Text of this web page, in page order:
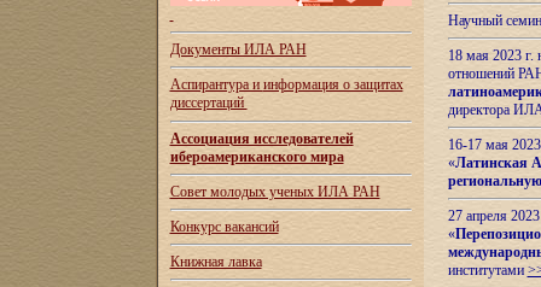
Документы ИЛА РАН
Аспирантура и информация о защитах
диссертаций
Ассоциация исследователей
ибероамериканского мира
Совет молодых ученых ИЛА РАН
Конкурс вакансий
Книжная лавка
Научный
18 мая 2023
отношений
директора
16-17 мая
«Латинская
27 апреля
«
институтами